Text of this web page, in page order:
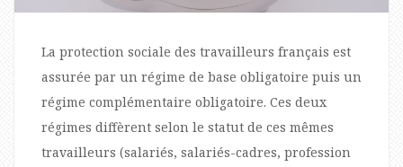
La protection sociale des travailleurs français est
assurée par un régime de base obligatoire puis un
régime complémentaire obligatoire. Ces deux
régimes diffèrent selon le statut de ces mêmes
travailleurs (salariés, salariés-cadres, profession